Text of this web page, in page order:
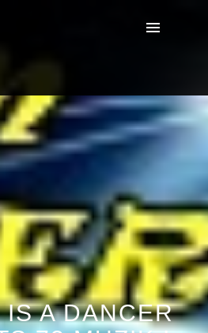
A DANCER